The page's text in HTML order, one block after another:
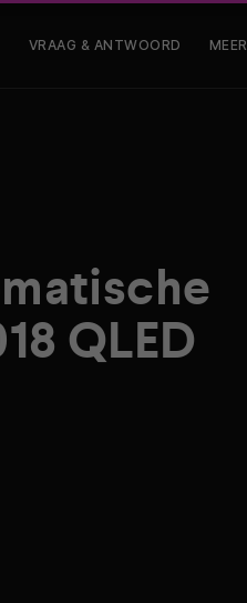
VRAAG & ANTWOORD MEER
QLED